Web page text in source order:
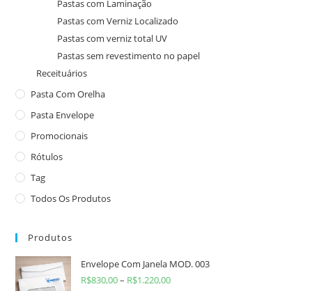
Pastas com Laminação
Pastas com Verniz Localizado
Pastas com verniz total UV
Pastas sem revestimento no papel
Receituários
Pasta Com Orelha
Pasta Envelope
Promocionais
Rótulos
Tag
Todos Os Produtos
Produtos
Envelope Com Janela MOD. 003
R$830,00– R$1.220,00